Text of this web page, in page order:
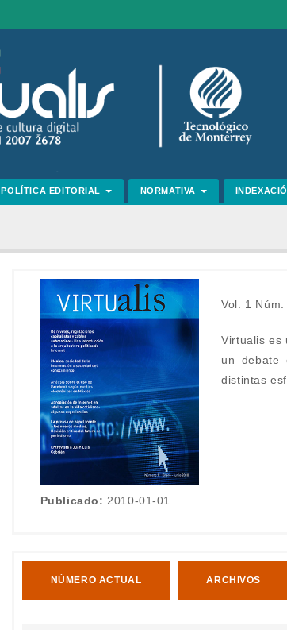
POLÍTICA EDITORIAL NORMATIVA
Publicado: 2010-01-01
Vol. 1
Virtualis es
un debate
distintas
NÚMERO ACTUAL ARCHIVOS